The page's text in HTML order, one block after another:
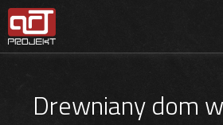
Drewniany dom